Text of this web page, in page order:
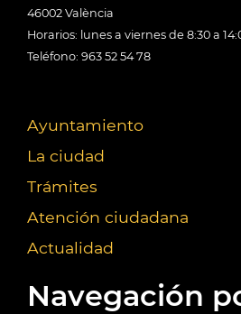
46002 València
Horarios: lunes a viernes de 8:30 a
Teléfono: 963 52 54 78
Ayuntamiento
La ciudad
Trámites
Atención ciudadana
Actualidad
Navegación